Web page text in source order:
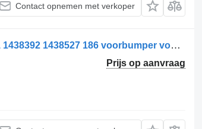
Contact opnemen met verkoper
Koni Amortizor față stânga Scania 1478540 1478541 1438392 1438527 186 voorbumper voor Koni 1478540 1478541 1438392 1438527 1861119 vrachtwagen
Prijs op aanvraag